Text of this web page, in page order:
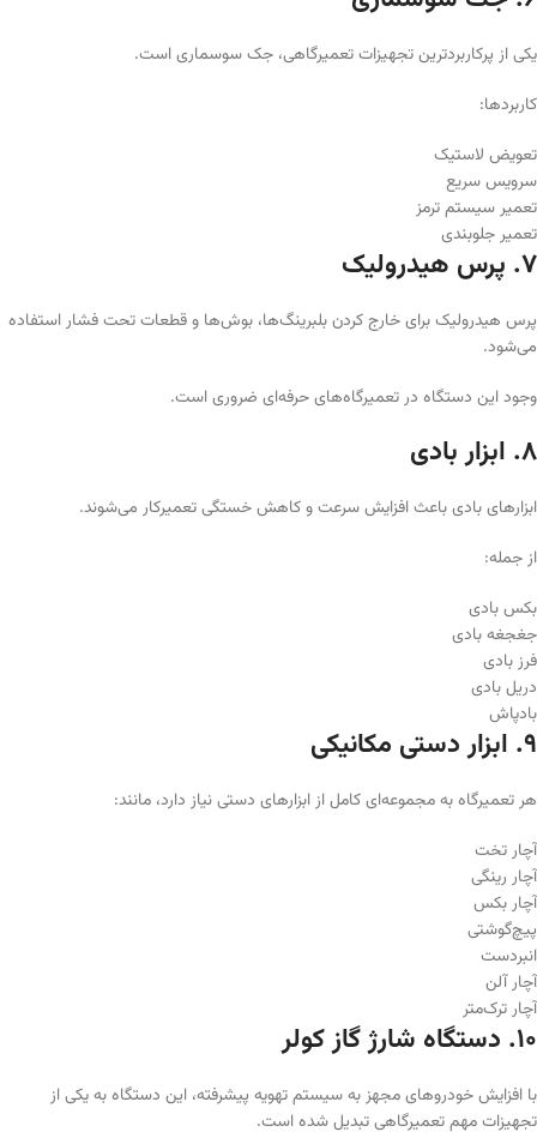
یکی از پرکاربردترین تجهیزات تعمیرگاهی، جک سوسماری است.
کاربردها:
تعویض لاستیک
سرویس سریع
تعمیر سیستم ترمز
تعمیر جلوبندی
۷. پرس هیدرولیک
پرس هیدرولیک برای خارج کردن بلبرینگ‌ها، بوش‌ها و قطعات تحت فشار استفاده
می‌شود.
وجود این دستگاه در تعمیرگاه‌های حرفه‌ای ضروری است.
۸. ابزار بادی
ابزارهای بادی باعث افزایش سرعت و کاهش خستگی تعمیرکار می‌شوند.
از جمله:
بکس بادی
جغجغه بادی
فرز بادی
دریل بادی
بادپاش
۹. ابزار دستی مکانیکی
هر تعمیرگاه به مجموعه‌ای کامل از ابزارهای دستی نیاز دارد، مانند:
آچار تخت
آچار رینگی
آچار بکس
پیچ‌گوشتی
انبردست
آچار آلن
آچار ترک‌متر
۱۰. دستگاه شارژ گاز کولر
با افزایش خودروهای مجهز به سیستم تهویه پیشرفته، این دستگاه به یکی از
تجهیزات مهم تعمیرگاهی تبدیل شده است.